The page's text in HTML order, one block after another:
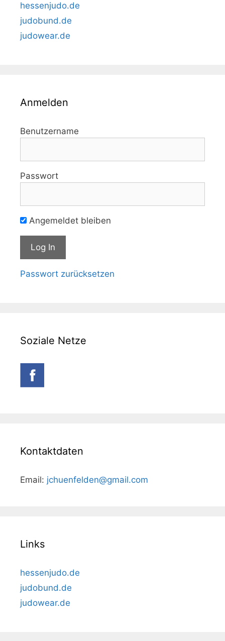
hessenjudo.de
judobund.de
judowear.de
Anmelden
Benutzername
Passwort
Angemeldet bleiben
Passwort zurücksetzen
Soziale Netze
Kontaktdaten
Email: jchuenfelden@gmail.com
Links
hessenjudo.de
judobund.de
judowear.de